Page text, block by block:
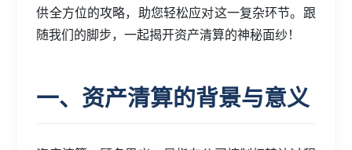
供全方位的攻略，助您轻松应对这一复杂环节。跟
随我们的脚步，一起揭开资产清算的神秘面纱！
一、资产清算的背景与意义